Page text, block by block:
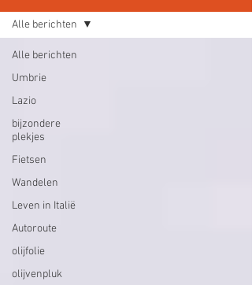
Alle berichten
Umbrie
Lazio
bijzondere
plekjes
Fietsen
Wandelen
Leven in Italië
Autoroute
olijfolie
olijvenpluk
Alle berichten